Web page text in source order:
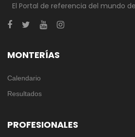
El Portal de referencia del mundo
MONTERÍAS
Calendario
Resultados
PROFESIONALES